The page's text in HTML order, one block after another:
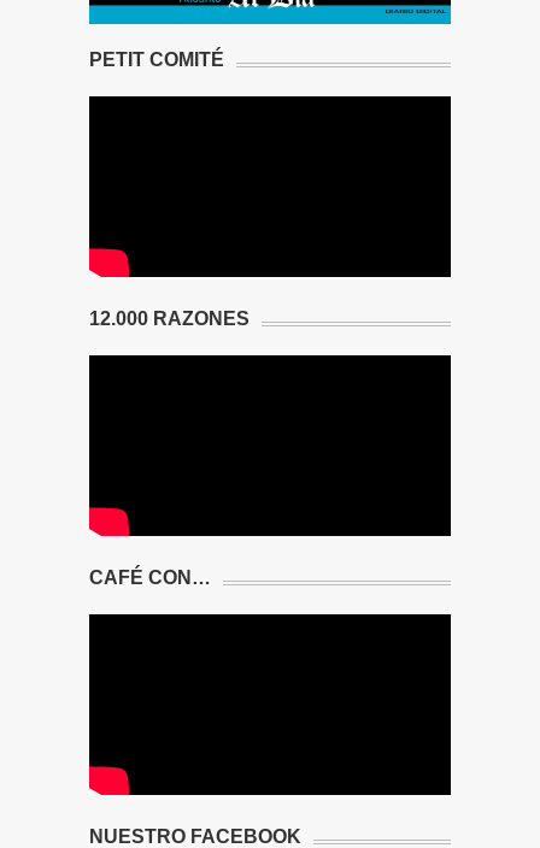
PETIT COMITÉ
12.000 RAZONES
CAFÉ CON…
NUESTRO FACEBOOK